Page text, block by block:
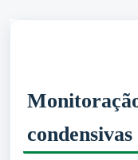
condensivas